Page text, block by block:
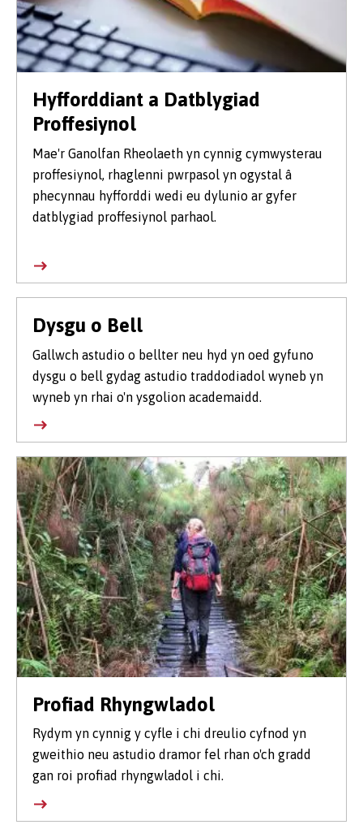
Hyfforddiant a Datblygiad
Proffesiynol
Mae'r Ganolfan Rheolaeth yn cynnig cymwysterau
proffesiynol, rhaglenni pwrpasol yn ogystal â
phecynnau hyfforddi wedi eu dylunio ar gyfer
datblygiad proffesiynol parhaol.
Dysgu o Bell
Gallwch astudio o bellter neu hyd yn oed gyfuno
dysgu o bell gydag astudio traddodiadol wyneb yn
wyneb yn rhai o'n ysgolion academaidd.
Profiad Rhyngwladol
Rydym yn cynnig y cyfle i chi dreulio cyfnod yn
gweithio neu astudio dramor fel rhan o'ch gradd
gan roi profiad rhyngwladol i chi.